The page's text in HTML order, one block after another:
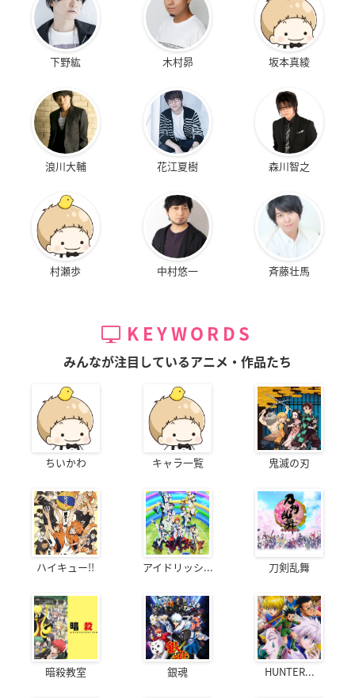
下野紘 木村昴 坂本真綾
浪川大輔 花江夏樹 森川智之
村瀬歩 中村悠一 斉藤壮馬
KEYWORDS
みんなが注目しているアニメ・作品たち
ちいかわ キャラ一覧 鬼滅の刃
ハイキュー!! アイドリッシ... 刀剣乱舞
暗殺教室 銀魂 HUNTER...